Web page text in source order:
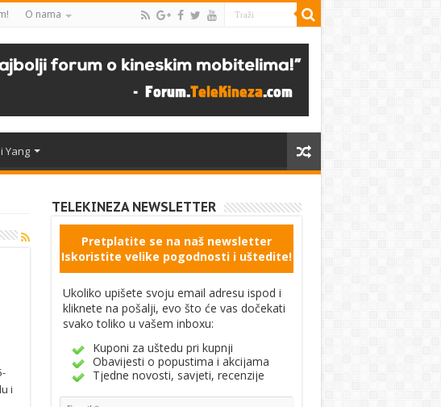
O nama
Yang
i
TELEKINEZA NEWSLETTER
Pretplatite se na naš newsletter
Iskoristite velike pogodnosti i uštedite!
Ukoliko upišete svoju email adresu ispod i
kliknete na pošalji, evo što će vas dočekati
svako toliko u vašem inboxu:
Kuponi za uštedu pri kupnji
Obavijesti o popustima i akcijama
Tjedne novosti, savjeti, recenzije